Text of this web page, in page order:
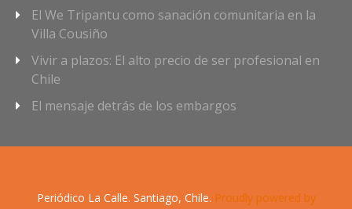
El We Tripantu como sanación comunitaria en la
Villa Cousiño
Vivir a plazos: El alto precio de ser profesional en
Chile
El mensaje detrás de los embargos
Periódico La Calle. Santiago, Chile. Proudly powered by